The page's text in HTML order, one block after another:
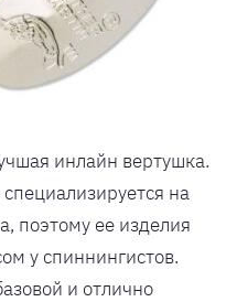
инлайн вертушка.
на
поэтому ее изделия
у спиннингистов.
и отлично